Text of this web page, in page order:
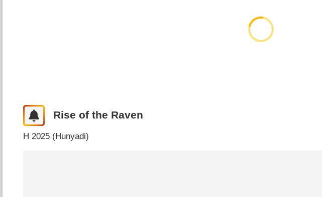
Rise of the Raven
H 2025 (Hunyadi)